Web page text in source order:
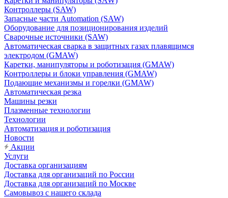
Контроллеры (SAW)
Запасные части Automation (SAW)
Оборудование для позиционирования изделий
Сварочные источники (SAW)
Автоматическая сварка в защитных газах плавящимся
электродом (GMAW)
Каретки, манипуляторы и роботизация (GMAW)
Контроллеры и блоки управления (GMAW)
Подающие механизмы и горелки (GMAW)
Автоматическая резка
Машины резки
Плазменные технологии
Технологии
Автоматизация и роботизация
Новости
Акции
Услуги
Доставка организациям
Доставка для организаций по России
Доставка для организаций по Москве
Самовывоз с нашего склада